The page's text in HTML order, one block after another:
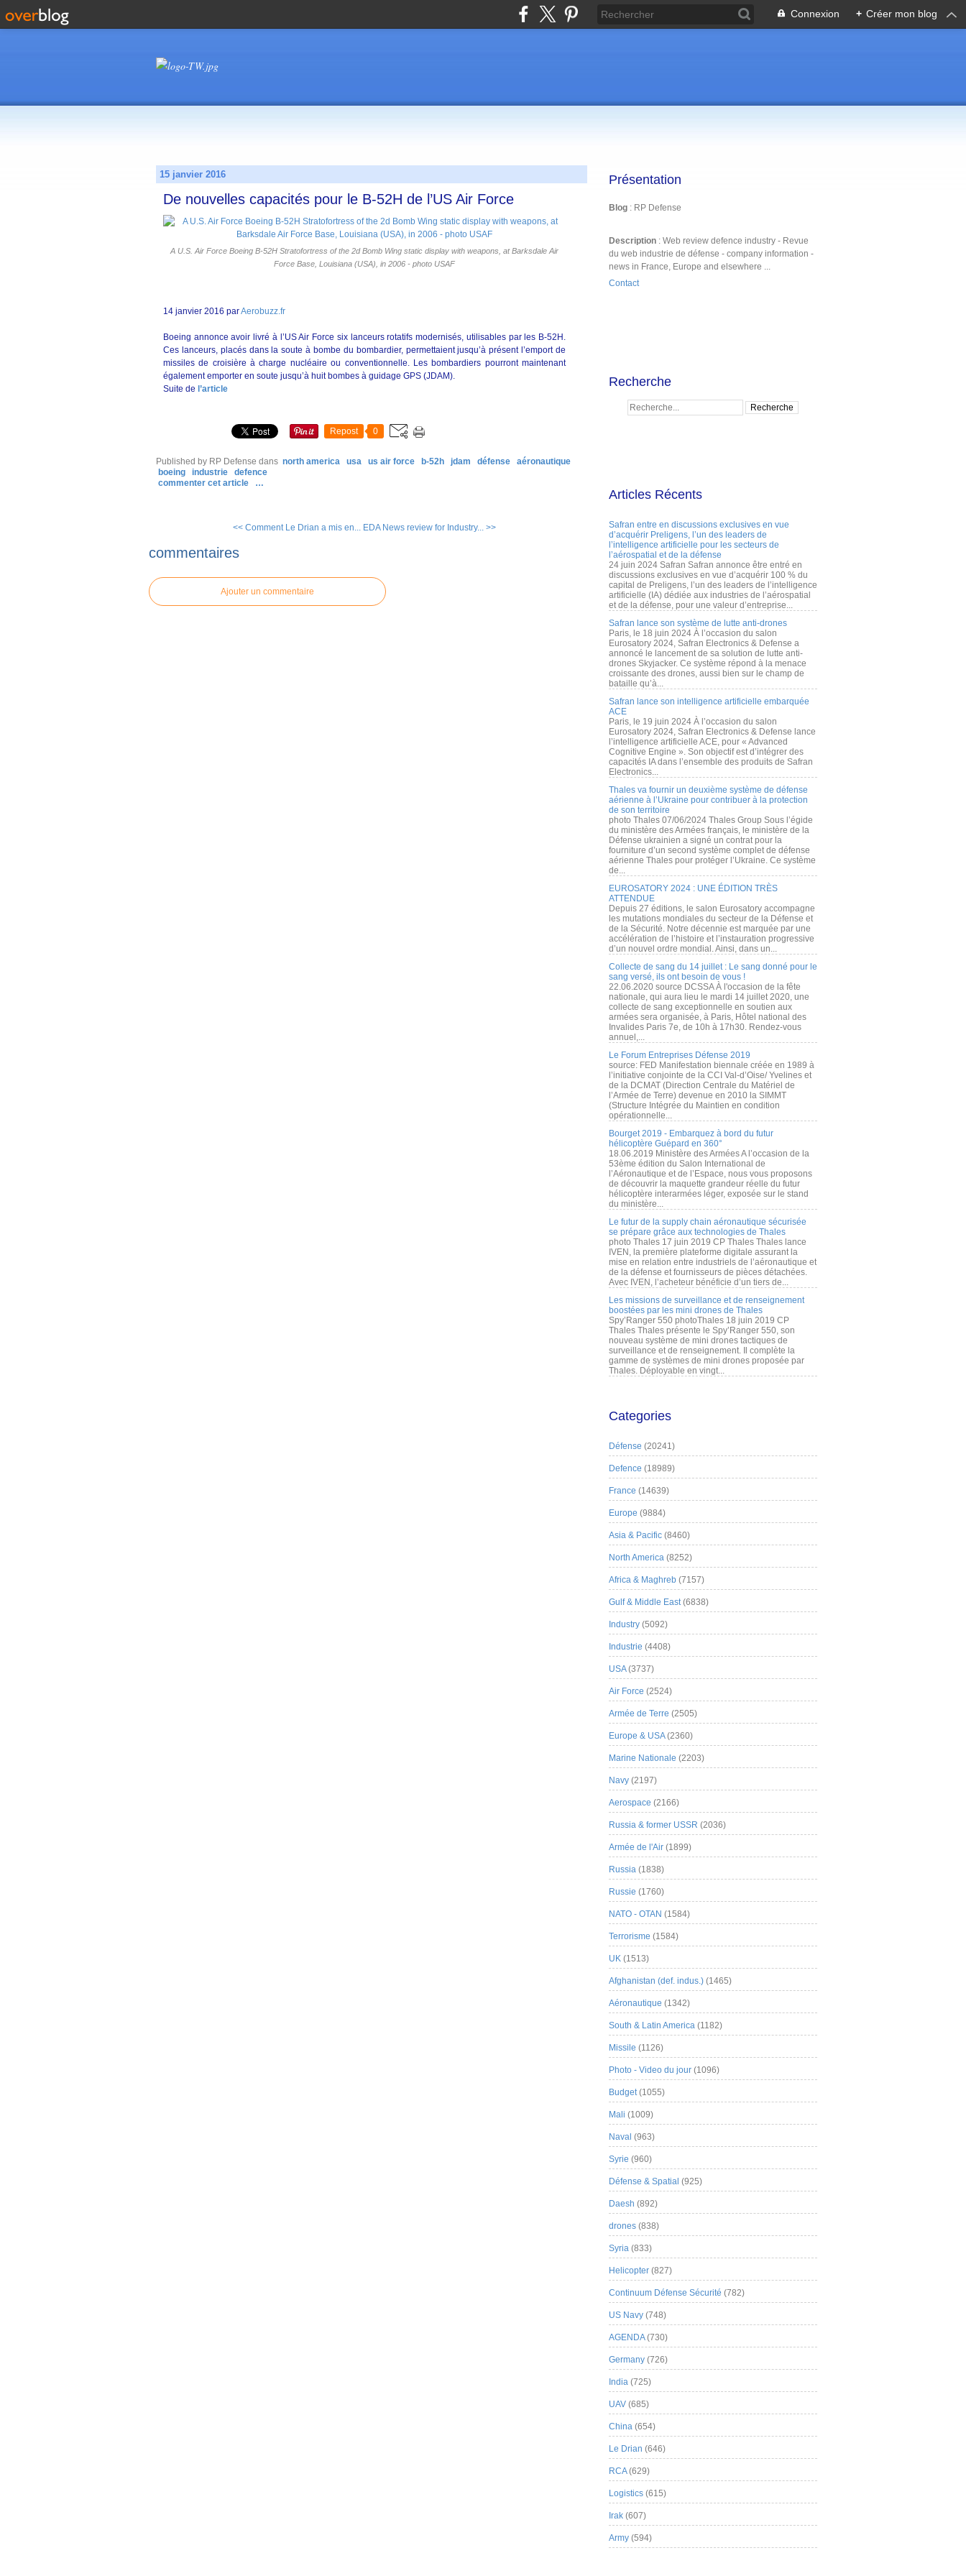
Connexion + Créer mon blog
15 janvier 2016
De nouvelles capacités pour le B-52H de l’US Air Force
A U.S. Air Force Boeing B-52H Stratofortress of the 2d Bomb Wing static display with weapons, at Barksdale Air
Force Base, Louisiana (USA), in 2006 - photo USAF
14 janvier 2016 parAerobuzz.fr
Boeing annonce avoir livré à l’US Air Force six lanceurs rotatifs modernisés, utilisables par les B-52H.
Ces lanceurs, placés dans la soute à bombe du bombardier, permettaient jusqu’à présent l’emport de
missiles de croisière à charge nucléaire ou conventionnelle. Les bombardiers pourront maintenant
également emporter en soute jusqu’à huit bombes à guidage GPS (JDAM).
Suite de l’article
Repost 0
Published by RP Defense dans north america usa us air force b-52h jdam défense
aéronautique
boeing
industrie
defence
commenter cet article
…
<< Comment Le Drian a mis en... EDA News review for Industry... >>
commentaires
Ajouter un commentaire
Présentation
Blog : RP Defense
Description : Web review defence industry - Revue
du web industrie de défense - company information -
news in France, Europe and elsewhere ...
Contact
Recherche
Articles Récents
Safran entre en discussions exclusives en vue
d’acquérir Preligens, l’un des leaders de
l’intelligence artificielle pour les secteurs de
l’aérospatial et de la défense
24 juin 2024 Safran Safran annonce être entré en
discussions exclusives en vue d’acquérir 100 % du
capital de Preligens, l’un des leaders de l’intelligence
artificielle (IA) dédiée aux industries de l’aérospatial
et de la défense, pour une valeur d’entreprise...
Safran lance son système de lutte anti-drones
Paris, le 18 juin 2024 À l’occasion du salon
Eurosatory 2024, Safran Electronics & Defense a
annoncé le lancement de sa solution de lutte anti-
drones Skyjacker. Ce système répond à la menace
croissante des drones, aussi bien sur le champ de
bataille qu’à...
Safran lance son intelligence artificielle embarquée
ACE
Paris, le 19 juin 2024 À l’occasion du salon
Eurosatory 2024, Safran Electronics & Defense lance
l’intelligence artificielle ACE, pour « Advanced
Cognitive Engine ». Son objectif est d’intégrer des
capacités IA dans l’ensemble des produits de Safran
Electronics...
Thales va fournir un deuxième système de défense
aérienne à l’Ukraine pour contribuer à la protection
de son territoire
photo Thales 07/06/2024 Thales Group Sous l’égide
du ministère des Armées français, le ministère de la
Défense ukrainien a signé un contrat pour la
fourniture d’un second système complet de défense
aérienne Thales pour protéger l’Ukraine. Ce système
de...
EUROSATORY 2024 : UNE ÉDITION TRÈS
ATTENDUE
Depuis 27 éditions, le salon Eurosatory accompagne
les mutations mondiales du secteur de la Défense et
de la Sécurité. Notre décennie est marquée par une
accélération de l’histoire et l’instauration progressive
d’un nouvel ordre mondial. Ainsi, dans un...
Collecte de sang du 14 juillet : Le sang donné pour le
sang versé, ils ont besoin de vous !
22.06.2020 source DCSSA À l'occasion de la fête
nationale, qui aura lieu le mardi 14 juillet 2020, une
collecte de sang exceptionnelle en soutien aux
armées sera organisée, à Paris, Hôtel national des
Invalides Paris 7e, de 10h à 17h30. Rendez-vous
annuel,...
Le Forum Entreprises Défense 2019
source: FED Manifestation biennale créée en 1989 à
l’initiative conjointe de la CCI Val-d’Oise/ Yvelines et
de la DCMAT (Direction Centrale du Matériel de
l’Armée de Terre) devenue en 2010 la SIMMT
(Structure Intégrée du Maintien en condition
opérationnelle...
Bourget 2019 - Embarquez à bord du futur
hélicoptère Guépard en 360°
18.06.2019 Ministère des Armées A l’occasion de la
53ème édition du Salon International de
l’Aéronautique et de l’Espace, nous vous proposons
de découvrir la maquette grandeur réelle du futur
hélicoptère interarmées léger, exposée sur le stand
du ministère...
Le futur de la supply chain aéronautique sécurisée
se prépare grâce aux technologies de Thales
photo Thales 17 juin 2019 CP Thales Thales lance
IVEN, la première plateforme digitale assurant la
mise en relation entre industriels de l’aéronautique et
de la défense et fournisseurs de pièces détachées.
Avec IVEN, l’acheteur bénéficie d’un tiers de...
Les missions de surveillance et de renseignement
boostées par les mini drones de Thales
Spy’Ranger 550 photoThales 18 juin 2019 CP
Thales Thales présente le Spy’Ranger 550, son
nouveau système de mini drones tactiques de
surveillance et de renseignement. Il complète la
gamme de systèmes de mini drones proposée par
Thales. Déployable en vingt...
Categories
Défense (20241)
Defence (18989)
France (14639)
Europe (9884)
Asia & Pacific (8460)
North America (8252)
Africa & Maghreb (7157)
Gulf & Middle East(6838)
Industry (5092)
Industrie (4408)
USA(3737)
Air Force (2524)
Armée de Terre (2505)
Europe & USA(2360)
Marine Nationale (2203)
Navy (2197)
Aerospace (2166)
Russia & former USSR (2036)
Armée de l'Air (1899)
Russia (1838)
Russie (1760)
NATO - OTAN (1584)
Terrorisme (1584)
UK (1513)
Afghanistan (def. indus.) (1465)
Aéronautique (1342)
South & Latin America (1182)
Missile (1126)
Photo - Video du jour (1096)
Budget(1055)
Mali (1009)
Naval (963)
Syrie (960)
Défense & Spatial (925)
Daesh (892)
drones (838)
Syria (833)
Helicopter (827)
Continuum Défense Sécurité (782)
US Navy (748)
AGENDA(730)
Germany (726)
India (725)
UAV (685)
China (654)
Le Drian (646)
RCA(629)
Logistics (615)
Irak (607)
Army (594)